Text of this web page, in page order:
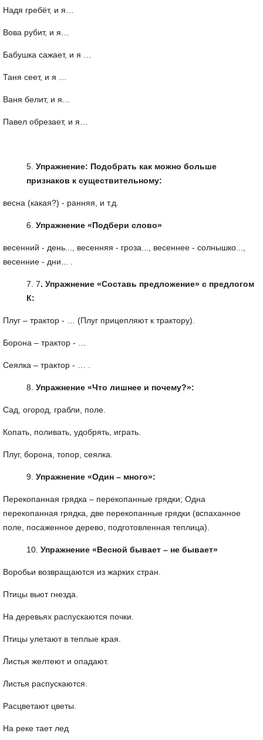
Надя гребёт, и я…
Вова рубит, и я…
Бабушка сажает, и я …
Таня сеет, и я …
Ваня белит, и я…
Павел обрезает, и я…
Упражнение: Подобрать как можно больше
признаков к существительному:
весна (какая?) - ранняя, и т.д.
Упражнение «Подбери слово»
весенний - день..., весенняя - гроза..., весеннее - солнышко...,
весенние - дни... .
7. Упражнение «Составь предложение» с предлогом
К:
Плуг – трактор - … (Плуг прицепляют к трактору).
Борона – трактор - …
Сеялка – трактор - … .
Упражнение «Что лишнее и почему?»:
Сад, огород, грабли, поле.
Копать, поливать, удобрять, играть.
Плуг, борона, топор, сеялка.
Упражнение «Один – много»:
Перекопанная грядка – перекопанные грядки; Одна
перекопанная грядка, две перекопанные грядки (вспаханное
поле, посаженное дерево, подготовленная теплица).
Упражнение «Весной бывает – не бывает»
Воробьи возвращаются из жарких стран.
Птицы вьют гнезда.
На деревьях распускаются почки.
Птицы улетают в теплые края.
Листья желтеют и опадают.
Листья распускаются.
Расцветают цветы.
На реке тает лед